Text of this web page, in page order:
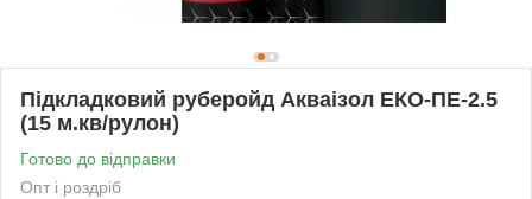
Підкладковий руберойд Акваізол ЕКО-ПЕ-2.5
(15 м.кв/рулон)
Готово до відправки
Опт і роздріб